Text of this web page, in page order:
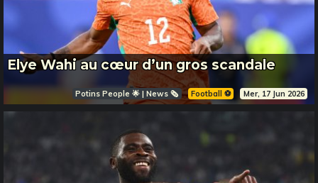
Elye Wahi au cœur d’un gros scandale
Potins People 🌟 | News 🗞️ Football ⚽️ Mer, 17 Jun 2026